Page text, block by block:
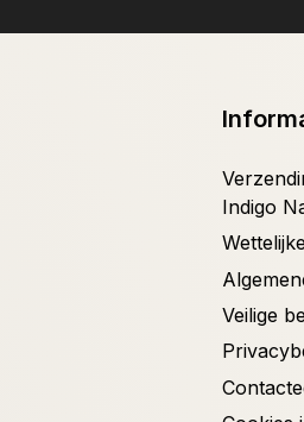
Indigo
Veilige